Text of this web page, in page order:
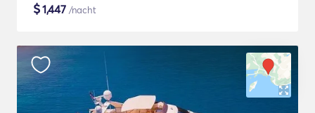
$1,447 /nacht